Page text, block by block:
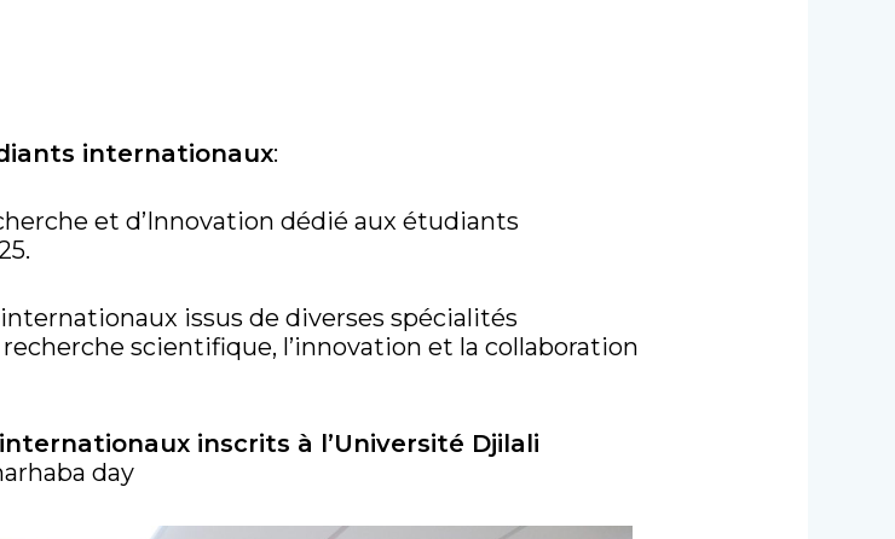
internationaux:
et d’Innovation dédié aux étudiants
issus de diverses spécialités
scientifique, l’innovation et la collaboration
inscrits à l’Université Djilali
day